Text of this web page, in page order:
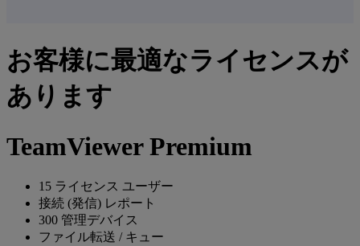
お客様に最適なライセンスが
あります
TeamViewer Premium
15 ライセンス ユーザー
接続 (発信) レポート
300 管理デバイス
ファイル転送 / キュー